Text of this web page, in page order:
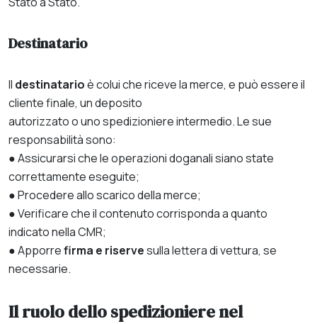
Destinatario
Il destinatarioè colui che riceve la merce, e può essere il
cliente finale, un deposito
autorizzato o uno spedizioniere intermedio. Le sue
responsabilità sono:
● Assicurarsi che le operazioni doganali siano state
correttamente eseguite;
● Procedere allo scarico della merce;
● Verificare che il contenuto corrisponda a quanto
indicato nella CMR;
● Apporrefirma e riservesulla lettera di vettura, se
necessarie.
Il ruolo dello spedizioniere nel